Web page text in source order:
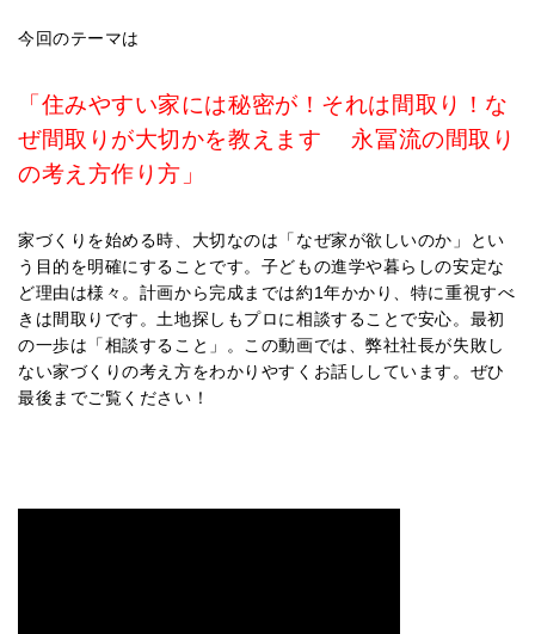
今回のテーマは
「住みやすい家には秘密が！それは間取り！な
ぜ間取りが大切かを教えます 永冨流の間取り
の考え方作り方」
家づくりを始める時、大切なのは「なぜ家が欲しいのか」とい
う目的を明確にすることです。子どもの進学や暮らしの安定な
ど理由は様々。計画から完成までは約1年かかり、特に重視すべ
きは間取りです。土地探しもプロに相談することで安心。最初
の一歩は「相談すること」。この動画では、弊社社長が失敗し
ない家づくりの考え方をわかりやすくお話ししています。ぜひ
最後までご覧ください！